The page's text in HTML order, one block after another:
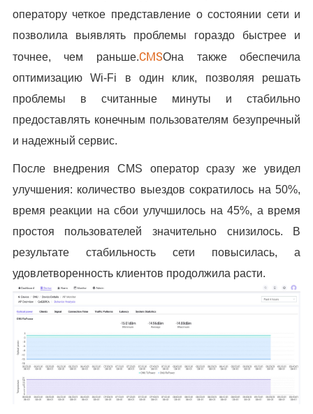
оператору четкое представление о состоянии сети и
позволила выявлять проблемы гораздо быстрее и
точнее, чем раньше.CMSОна также обеспечила
оптимизацию Wi-Fi в один клик, позволяя решать
проблемы в считанные минуты и стабильно
предоставлять конечным пользователям безупречный
и надежный сервис.
После внедрения CMS оператор сразу же увидел
улучшения: количество выездов сократилось на 50%,
время реакции на сбои улучшилось на 45%, а время
простоя пользователей значительно снизилось. В
результате стабильность сети повысилась, а
удовлетворенность клиентов продолжила расти.